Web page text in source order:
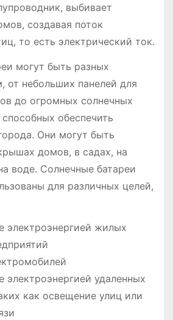
выбивает
создавая поток
то есть электрический ток.
могут быть разных
от небольших панелей для
до огромных солнечных
обеспечить
Они могут быть
домов, в садах, на
воде. Солнечные батареи
для различных целей,
электроэнергией жилых
электроэнергией удаленных
как освещение улиц или